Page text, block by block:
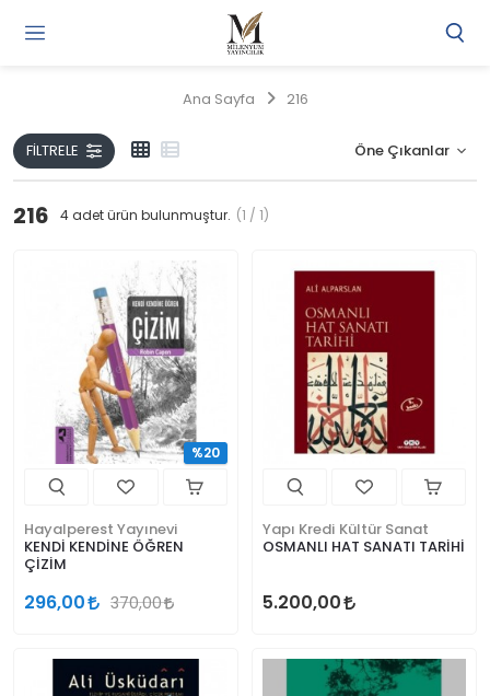
Ana Sayfa 216
FILTRELE
216 4 adet ürün bulunmuştur. (1 / 1)
Hayalperest Yayınevi
KENDİ KENDİNE ÖĞREN
ÇİZİM
296,00 370,00
%20
Yapı Kredi Kültür Sanat
OSMANLI HAT SANATI TARİHİ
5.200,00